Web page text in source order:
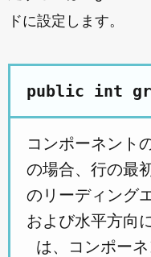
ドに設定します。
public int
コンポーネント
の場合、行の最
のリーディング
および水平方向
は、コンポー